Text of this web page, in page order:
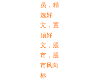
员 ， 精
选好
文 ， 置
顶好
文 ， 股
市 ， 股
市风向
标